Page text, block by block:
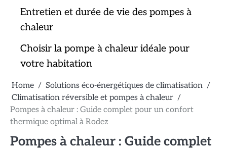
Home
Solutions éco-énergétiques de climatisation
Climatisation réversible et pompes à chaleur
Pompes à chaleur : Guide complet pour un confort
thermique optimal à Rodez
Pompes à chaleur : Guide complet
Entretien et durée de vie des pompes à
chaleur
Choisir la pompe à chaleur idéale pour
votre habitation